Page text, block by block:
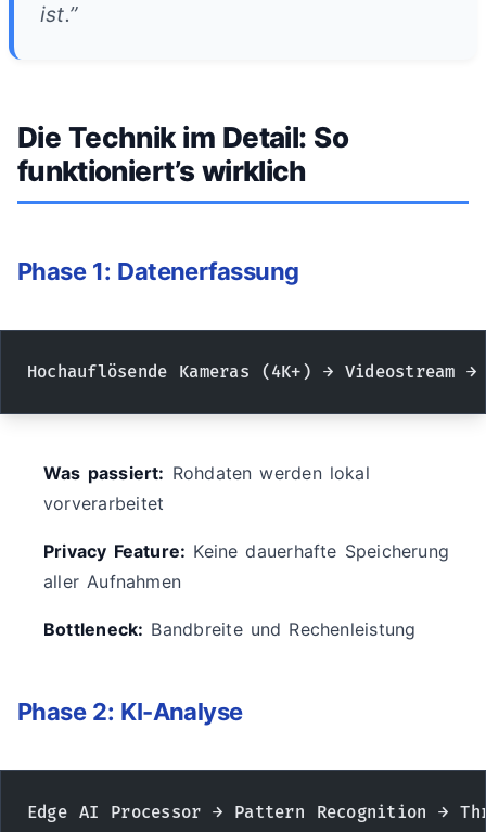
ist.”
Die Technik im Detail: So
funktioniert’s wirklich
Phase 1: Datenerfassung
Hochauflösende Kameras (4K+) → Videostream
Was passiert: Rohdaten werden lokal
vorverarbeitet
Privacy Feature: Keine dauerhafte Speicherung
aller Aufnahmen
Bottleneck: Bandbreite und Rechenleistung
Phase 2: KI-Analyse
Edge AI Processor → Pattern Recognition →